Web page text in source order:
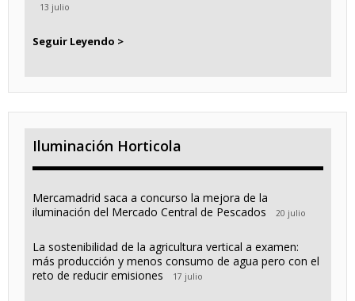
13 julio
Seguir Leyendo >
Iluminación Horticola
Mercamadrid saca a concurso la mejora de la
iluminación del Mercado Central de Pescados
20 julio
La sostenibilidad de la agricultura vertical a examen:
más producción y menos consumo de agua pero con el
reto de reducir emisiones
17 julio